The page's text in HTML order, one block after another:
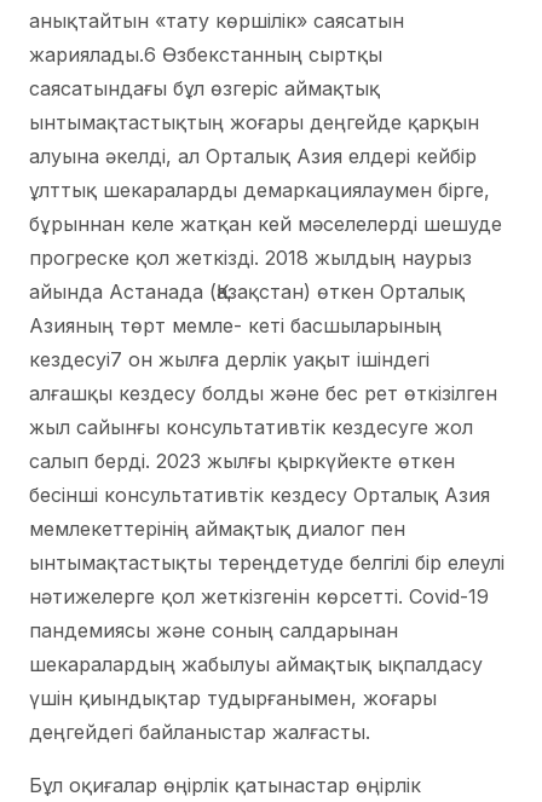
анықтайтын «тату көршілік» саясатын
жариялады.6 Өзбекстанның сыртқы
саясатындағы бұл өзгеріс аймақтық
ынтымақтастықтың жоғары деңгейде қарқын
алуына әкелді, ал Орталық Азия елдері кейбір
ұлттық шекараларды демаркациялаумен бірге,
бұрыннан келе жатқан кей мәселелерді шешуде
прогреске қол жеткізді. 2018 жылдың наурыз
айында Астанада (Қазақстан) өткен Орталық
Азияның төрт мемле- кеті басшыларының
кездесуі7 он жылға дерлік уақыт ішіндегі
алғашқы кездесу болды және бес рет өткізілген
жыл сайынғы консультативтік кездесуге жол
салып берді. 2023 жылғы қыркүйекте өткен
бесінші консультативтік кездесу Орталық Азия
мемлекеттерінің аймақтық диалог пен
ынтымақтастықты тереңдетуде белгілі бір елеулі
нәтижелерге қол жеткізгенін көрсетті. Covid-19
пандемиясы және соның салдарынан
шекаралардың жабылуы аймақтық ықпалдасу
үшін қиындықтар тудырғанымен, жоғары
деңгейдегі байланыстар жалғасты.
Бұл оқиғалар өңірлік қатынастар өңірлік